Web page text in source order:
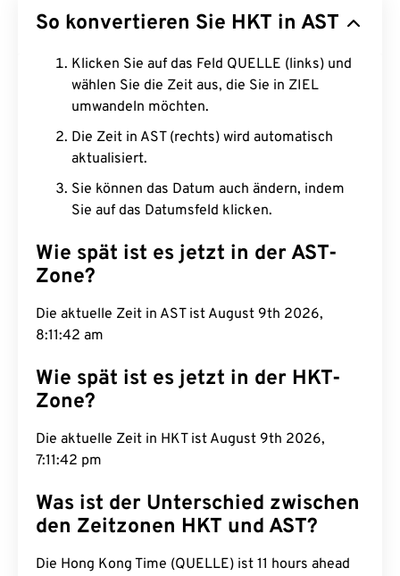
So konvertieren Sie HKT in AST
Klicken Sie auf das Feld QUELLE (links) und
wählen Sie die Zeit aus, die Sie in ZIEL
umwandeln möchten.
Die Zeit in AST (rechts) wird automatisch
aktualisiert.
Sie können das Datum auch ändern, indem
Sie auf das Datumsfeld klicken.
Wie spät ist es jetzt in der AST-
Zone?
Die aktuelle Zeit in AST ist August 9th 2026,
8:11:43 am
Wie spät ist es jetzt in der HKT-
Zone?
Die aktuelle Zeit in HKT ist August 9th 2026,
7:11:43 pm
Was ist der Unterschied zwischen
den Zeitzonen HKT und AST?
Die Hong Kong Time (QUELLE) ist 11 hours ahead